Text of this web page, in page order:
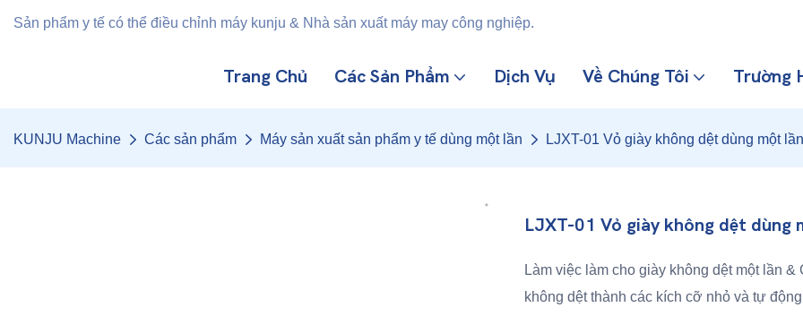
Sản phẩm y tế có thể điều chỉnh máy kunju & Nhà sản xuất máy may công nghiệp.
Trang Chủ Các Sản Phẩm Dịch Vụ Về Chúng Tôi Trường
KUNJU Machine Các sản phẩm Máy sản xuất sản phẩm y tế dùng một lần LJXT-01 Vỏ giày không dệt dùng một
LJXT-01 Vỏ giày không dệt dùng
Làm việc làm cho giày không dệt một lần
không dệt thành các kích cỡ nhỏ và tự